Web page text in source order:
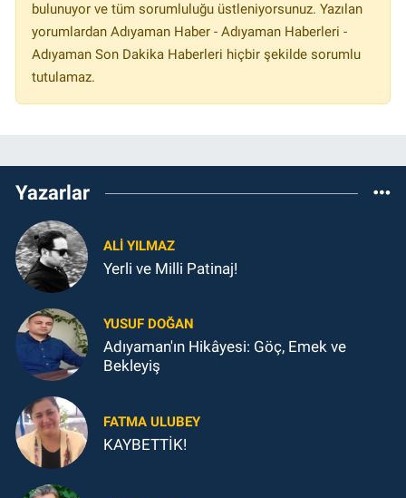
bulunuyor ve tüm sorumluluğu üstleniyorsunuz. Yazılan
yorumlardan Adıyaman Haber - Adıyaman Haberleri -
Adıyaman Son Dakika Haberleri hiçbir şekilde sorumlu
tutulamaz.
Yazarlar
ALI YILMAZ
Yerli ve Milli Patinaj!
YUSUF DOĞAN
Adıyaman'ın Hikâyesi: Göç, Emek ve
Bekleyiş
FATMA ULUBEY
KAYBETTİK!